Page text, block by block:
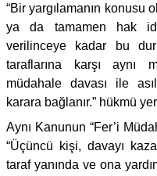
“Bir yargılamanın konusu
ya da tamamen hak
verilinceye kadar bu
taraflarına karşı aynı
müdahale davası ile
karara bağlanır.” hükmü
Aynı Kanunun “Fer’i
“Üçüncü kişi, davayı
taraf yanında ve ona